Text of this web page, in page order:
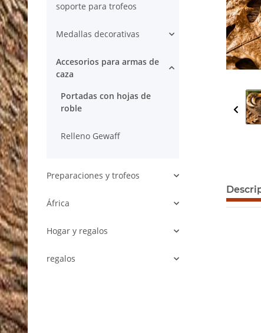
soporte para trofeos
Medallas decorativas
Accesorios para armas de
caza
Portadas con hojas de
roble
Relleno Gewaff
Preparaciones y trofeos
África
Hogar y regalos
regalos